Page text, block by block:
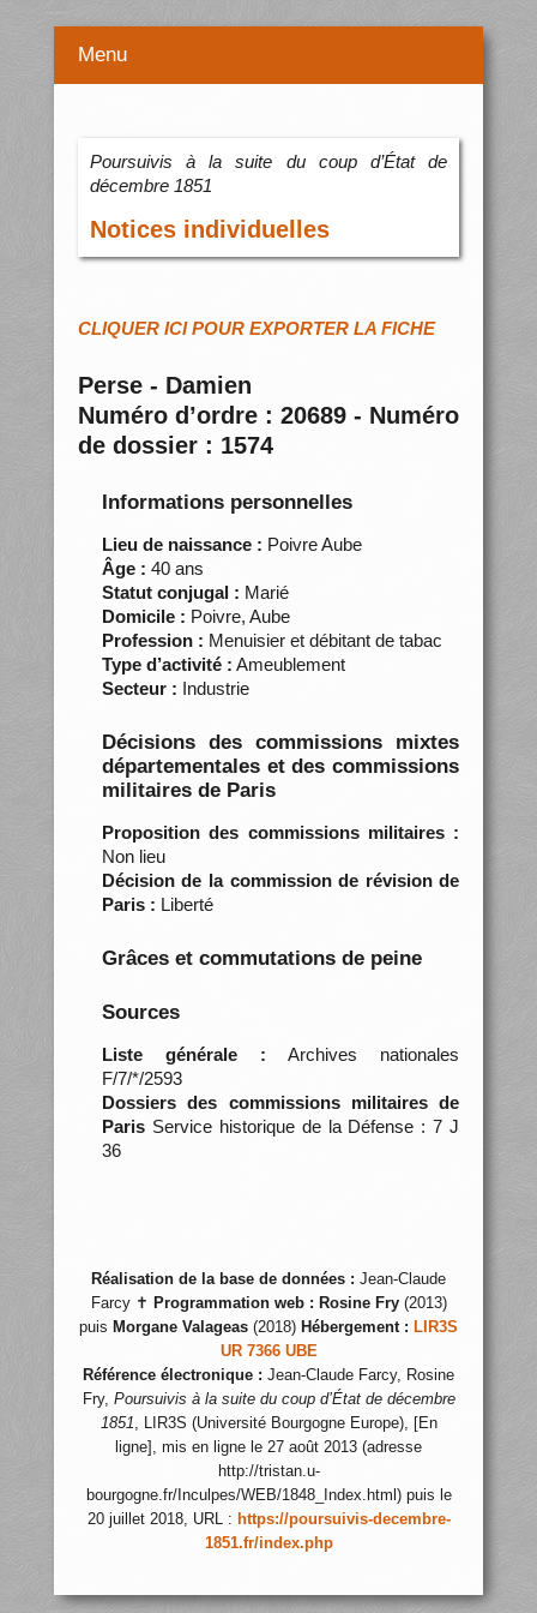
Menu
Poursuivis à la suite du coup d’État de
décembre 1851
Notices individuelles
CLIQUER ICI POUR EXPORTER LA FICHE
Perse - Damien
Numéro d’ordre : 20689 - Numéro
de dossier : 1574
Informations personnelles
Lieu de naissance : Poivre Aube
Âge : 40 ans
Statut conjugal : Marié
Domicile : Poivre, Aube
Profession : Menuisier et débitant de tabac
Type d’activité : Ameublement
Secteur : Industrie
Décisions des commissions mixtes
départementales et des commissions
militaires de Paris
Proposition des commissions militaires :
Non lieu
Décision de la commission de révision de
Paris : Liberté
Grâces et commutations de peine
Sources
Liste générale : Archives nationales
F/7/*/2593
Dossiers des commissions militaires de
ParisService historique de la Défense : 7 J
36
Réalisation de la base de données : Jean-Claude
Farcy ✝ Programmation web : Rosine Fry(2013)
puis Morgane Valageas (2018) Hébergement : LIR3S
UR 7366 UBE
Référence électronique : Jean-Claude Farcy, Rosine
Fry, Poursuivis à la suite du coup d’État de décembre
1851, LIR3S (Université Bourgogne Europe), [En
ligne], mis en ligne le 27 août 2013 (adresse
http://tristan.u-
bourgogne.fr/Inculpes/WEB/1848_Index.html) puis le
20 juillet 2018, URL : https://poursuivis-decembre-
1851.fr/index.php